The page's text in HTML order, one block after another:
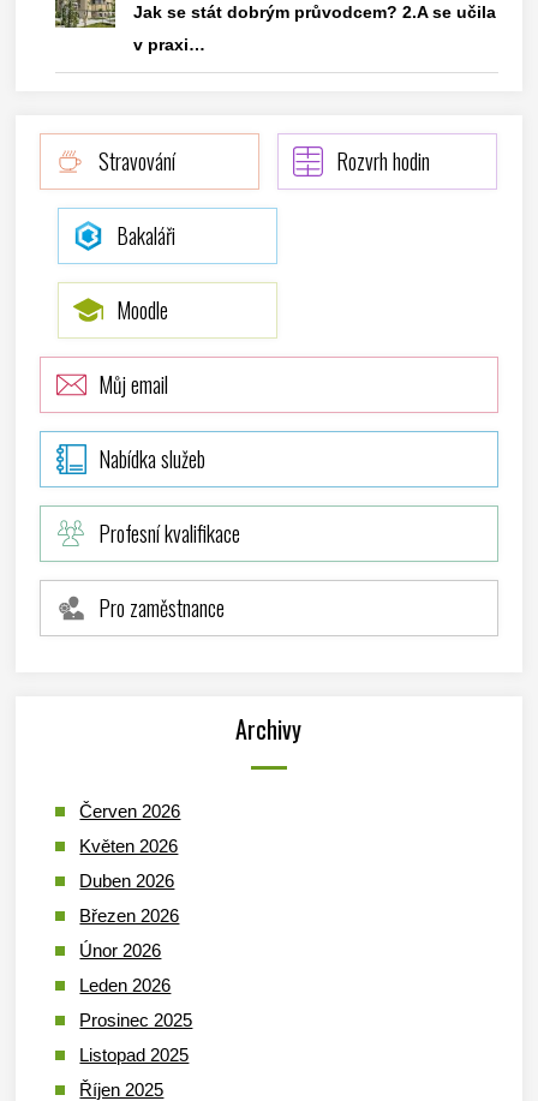
Jak se stát dobrým průvodcem? 2.A se učila
v praxi…
Stravování Rozvrh hodin
Bakaláři
Moodle
Můj email
Nabídka služeb
Profesní kvalifikace
Pro zaměstnance
Archivy
Červen 2026
Květen 2026
Duben 2026
Březen 2026
Únor 2026
Leden 2026
Prosinec 2025
Listopad 2025
Říjen 2025